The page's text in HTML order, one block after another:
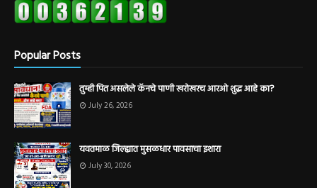
Popular Posts
तुम्ही पित असलेले कॅनचे पाणी खरोखरच आरओ शुद्ध आहे का?
July 26, 2026
यवतमाळ जिल्ह्यात मुसळधार पावसाचा इशारा
July 30, 2026